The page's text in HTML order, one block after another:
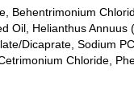
Behentrimonium
Oil, Helianthus Annuus
Dicaprate, Sodium
Chloride,